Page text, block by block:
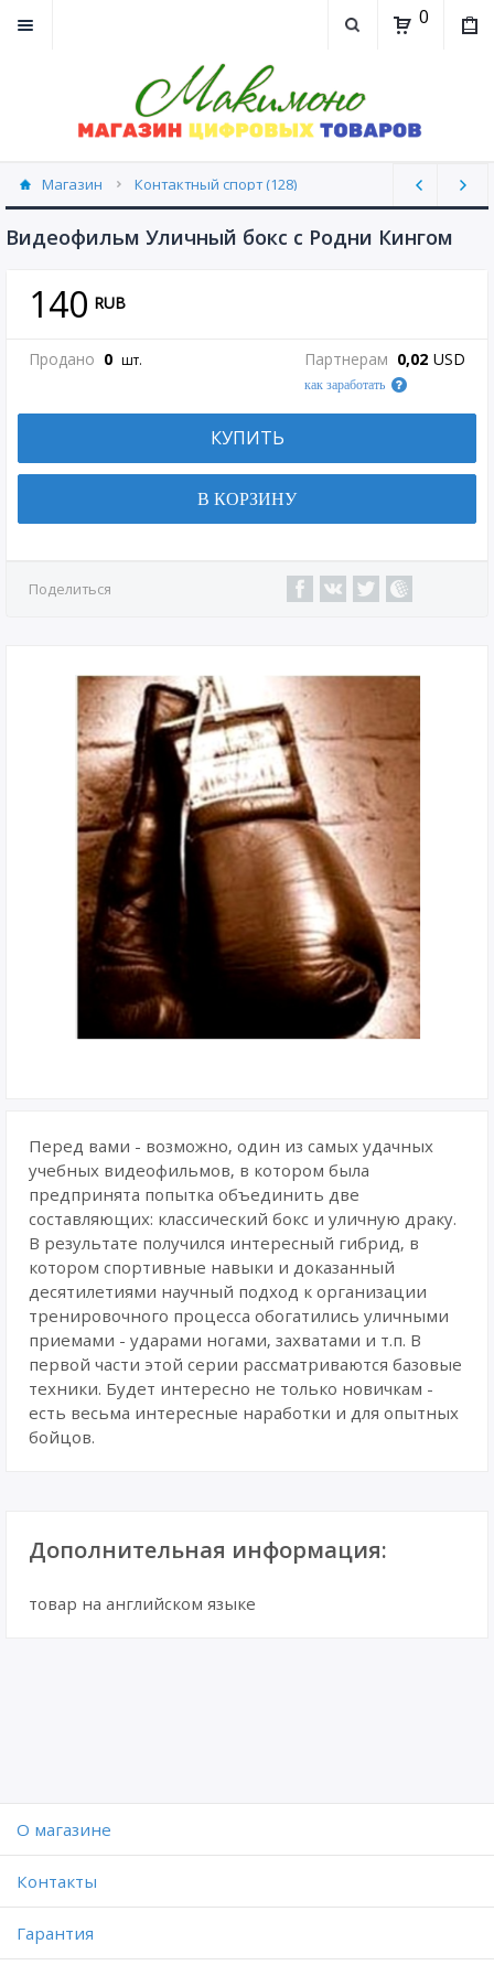
0
Магазин Контактный спорт (128)
Видеофильм Уличный бокс с Родни Кингом
140 RUB
Продано 0 шт. Партнерам 0,02 USD
как заработать
КУПИТЬ
В КОРЗИНУ
Поделиться
Перед вами - возможно, один из самых удачных
учебных видеофильмов, в котором была
предпринята попытка объединить две
составляющих: классический бокс и уличную драку.
В результате получился интересный гибрид, в
котором спортивные навыки и доказанный
десятилетиями научный подход к организации
тренировочного процесса обогатились уличными
приемами - ударами ногами, захватами и т.п. В
первой части этой серии рассматриваются базовые
техники. Будет интересно не только новичкам -
есть весьма интересные наработки и для опытных
бойцов.
Дополнительная информация:
товар на английском языке
O магазине
Контакты
Гарантия